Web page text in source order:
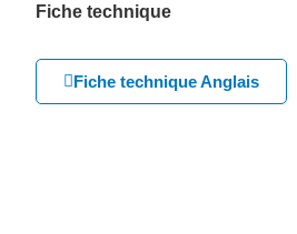
Fiche technique
Fiche technique Anglais